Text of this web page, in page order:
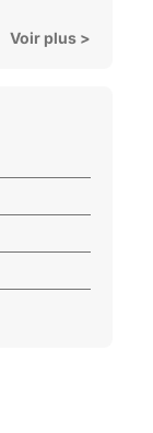
Voir plus >